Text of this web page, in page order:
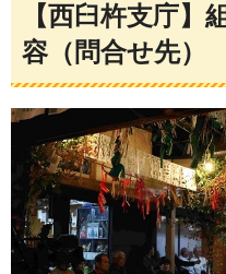
【西臼杵支庁】
容（問合せ先）